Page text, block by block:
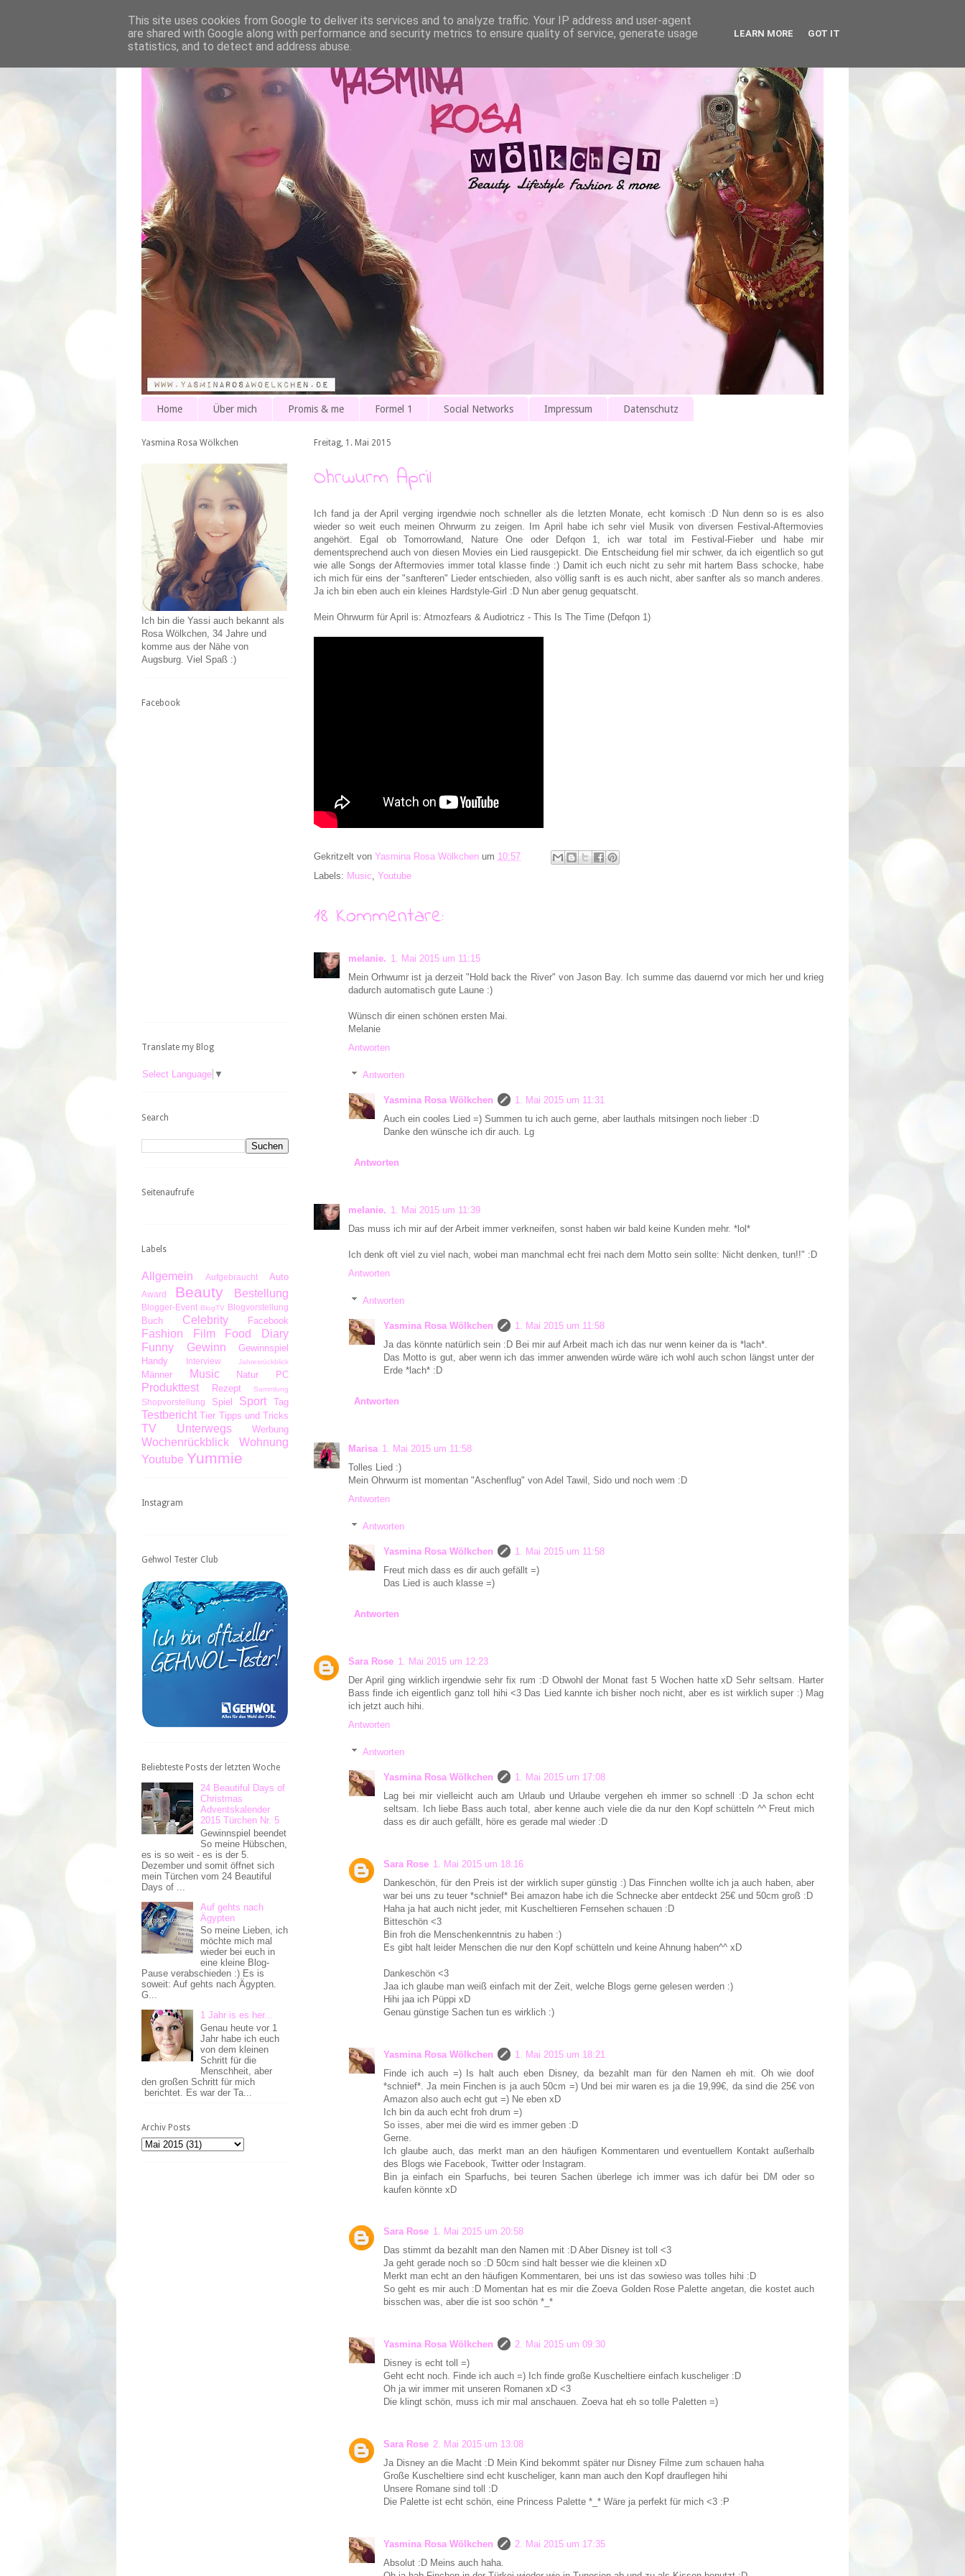
Home Über mich Promis & me Formel 1 Social Networks Impressum Datenschutz
Freitag, 1. Mai 2015
Ohrwurm April
Ich fand ja der April verging irgendwie noch schneller als die letzten Monate, echt komisch :D Nun denn so is es also
wieder so weit euch meinen Ohrwurm zu zeigen. Im April habe ich sehr viel Musik von diversen Festival-Aftermovies
angehört. Egal ob Tomorrowland, Nature One oder Defqon 1, ich war total im Festival-Fieber und habe mir
dementsprechend auch von diesen Movies ein Lied rausgepickt. Die Entscheidung fiel mir schwer, da ich eigentlich so gut
wie alle Songs der Aftermovies immer total klasse finde :) Damit ich euch nicht zu sehr mit hartem Bass schocke, habe
ich mich für eins der "sanfteren" Lieder entschieden, also völlig sanft is es auch nicht, aber sanfter als so manch anderes.
Ja ich bin eben auch ein kleines Hardstyle-Girl :D Nun aber genug gequatscht.
Mein Ohrwurm für April is: Atmozfears & Audiotricz - This Is The Time (Defqon 1)
Gekritzelt von Yasmina Rosa Wölkchen um 10:57
Labels: Music Youtube
18 Kommentare:
melanie. 1. Mai 2015 um 11:15
Mein Orhwumr ist ja derzeit "Hold back the River" von Jason Bay. Ich summe das dauernd vor mich her und krieg
dadurch automatisch gute Laune :)
Wünsch dir einen schönen ersten Mai.
Melanie
Antworten
Antworten
Yasmina Rosa Wölkchen
1. Mai 2015 um 11:31
Auch ein cooles Lied =) Summen tu ich auch gerne, aber lauthals mitsingen noch lieber :D
Danke den wünsche ich dir auch. Lg
Antworten
melanie. 1. Mai 2015 um 11:39
Das muss ich mir auf der Arbeit immer verkneifen, sonst haben wir bald keine Kunden mehr. *lol*
Ich denk oft viel zu viel nach, wobei man manchmal echt frei nach dem Motto sein sollte: Nicht denken, tun!!" :D
Antworten
Antworten
Yasmina Rosa Wölkchen
1. Mai 2015 um 11:58
Ja das könnte natürlich sein :D Bei mir auf Arbeit mach ich das nur wenn keiner da is *lach*.
Das Motto is gut, aber wenn ich das immer anwenden würde wäre ich wohl auch schon längst unter der
Erde *lach* :D
Antworten
Marisa 1. Mai 2015 um 11:58
Tolles Lied :)
Mein Ohrwurm ist momentan "Aschenflug" von Adel Tawil, Sido und noch wem :D
Antworten
Antworten
Yasmina Rosa Wölkchen
1. Mai 2015 um 11:58
Freut mich dass es dir auch gefällt =)
Das Lied is auch klasse =)
Antworten
Sara Rose 1. Mai 2015 um 12:23
Der April ging wirklich irgendwie sehr fix rum :D Obwohl der Monat fast 5 Wochen hatte xD Sehr seltsam. Harter
Bass finde ich eigentlich ganz toll hihi <3 Das Lied kannte ich bisher noch nicht, aber es ist wirklich super :) Mag
ich jetzt auch hihi.
Antworten
Antworten
Yasmina Rosa Wölkchen
1. Mai 2015 um 17:08
Lag bei mir vielleicht auch am Urlaub und Urlaube vergehen eh immer so schnell :D Ja schon echt
seltsam. Ich liebe Bass auch total, aber kenne auch viele die da nur den Kopf schütteln ^^ Freut mich
dass es dir auch gefällt, höre es gerade mal wieder :D
Sara Rose 1. Mai 2015 um 18:16
Dankeschön, für den Preis ist der wirklich super günstig :) Das Finnchen wollte ich ja auch haben, aber
war bei uns zu teuer *schnief* Bei amazon habe ich die Schnecke aber entdeckt 25€ und 50cm groß :D
Haha ja hat auch nicht jeder, mit Kuscheltieren Fernsehen schauen :D
Bitteschön <3
Bin froh die Menschenkenntnis zu haben :)
Es gibt halt leider Menschen die nur den Kopf schütteln und keine Ahnung haben^^ xD
Dankeschön <3
Jaa ich glaube man weiß einfach mit der Zeit, welche Blogs gerne gelesen werden :)
Hihi jaa ich Püppi xD
Genau günstige Sachen tun es wirklich :)
Yasmina Rosa Wölkchen
1. Mai 2015 um 18:21
Finde ich auch =) Is halt auch eben Disney, da bezahlt man für den Namen eh mit. Oh wie doof
*schnief*. Ja mein Finchen is ja auch 50cm =) Und bei mir waren es ja die 19,99€, da sind die 25€ von
Amazon also auch echt gut =) Ne eben xD
Ich bin da auch echt froh drum =)
So isses, aber mei die wird es immer geben :D
Gerne.
Ich glaube auch, das merkt man an den häufigen Kommentaren und eventuellem Kontakt außerhalb
des Blogs wie Facebook, Twitter oder Instagram.
Bin ja einfach ein Sparfuchs, bei teuren Sachen überlege ich immer was ich dafür bei DM oder so
kaufen könnte xD
Sara Rose 1. Mai 2015 um 20:58
Das stimmt da bezahlt man den Namen mit :D Aber Disney ist toll <3
Ja geht gerade noch so :D 50cm sind halt besser wie die kleinen xD
Merkt man echt an den häufigen Kommentaren, bei uns ist das sowieso was tolles hihi :D
So geht es mir auch :D Momentan hat es mir die Zoeva Golden Rose Palette angetan, die kostet auch
bisschen was, aber die ist soo schön *_*
Yasmina Rosa Wölkchen
2. Mai 2015 um 09:30
Disney is echt toll =)
Geht echt noch. Finde ich auch =) Ich finde große Kuscheltiere einfach kuscheliger :D
Oh ja wir immer mit unseren Romanen xD <3
Die klingt schön, muss ich mir mal anschauen. Zoeva hat eh so tolle Paletten =)
Sara Rose 2. Mai 2015 um 13:08
Ja Disney an die Macht :D Mein Kind bekommt später nur Disney Filme zum schauen haha
Große Kuscheltiere sind echt kuscheliger, kann man auch den Kopf drauflegen hihi
Unsere Romane sind toll :D
Die Palette ist echt schön, eine Princess Palette *_* Wäre ja perfekt für mich <3 :P
Yasmina Rosa Wölkchen
2. Mai 2015 um 17:35
Absolut :D Meins auch haha.
Yasmina Rosa Wölkchen
Ich bin die Yassi auch bekannt als
Rosa Wölkchen, 34 Jahre und
komme aus der Nähe von
Augsburg. Viel Spaß :)
Facebook
Translate my Blog
Select Language ▼
Search
Seitenaufrufe
Labels
Allgemein Aufgebraucht Auto
Award Beauty Bestellung
Blogger-Event BlogTV Blogvorstellung
Buch Celebrity Facebook
Fashion Film
Food Diary
Funny
Gewinn
Gewinnspiel
Handy
Interview Jahresrückblick
Männer Music Natur PC
Produkttest Rezept Sammlung
Shopvorstellung Spiel Sport Tag
Testbericht Tier Tipps und Tricks
TV Unterwegs Werbung
Wochenrückblick
Wohnung
Youtube Yummie
Instagram
Gehwol Tester Club
Beliebteste Posts der letzten Woche
24 Beautiful Days of
Christmas
Adventskalender
2015 Türchen Nr. 5
Gewinnspiel beendet
So meine Hübschen,
es is so weit - es is der 5.
Dezember und somit öffnet sich
mein Türchen vom 24 Beautiful
Days of ...
Auf gehts nach
Ägypten
So meine Lieben, ich
möchte mich mal
wieder bei euch in
eine kleine Blog-
Pause verabschieden :) Es is
soweit: Auf gehts nach Ägypten.
G...
1 Jahr is es her...
Genau heute vor 1
Jahr habe ich euch
von dem kleinen
Schritt für die
Menschheit, aber
den großen Schritt für mich
berichtet. Es war der Ta...
Archiv Posts
This site uses cookies from Google to deliver its services and to analyze traffic. Your IP address and user-agent
are shared with Google along with performance and security metrics to ensure quality of service, generate usage
statistics, and to detect and address abuse.
LEARN MORE GOT IT